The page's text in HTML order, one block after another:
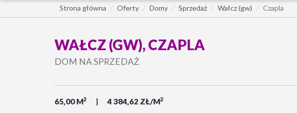
Strona główna Oferty Domy Sprzedaż Wałcz (gw) Czapla
WAŁCZ (GW), CZAPLA
DOM NA SPRZEDAŻ
65,00 M2 4 384,62 ZŁ/M2